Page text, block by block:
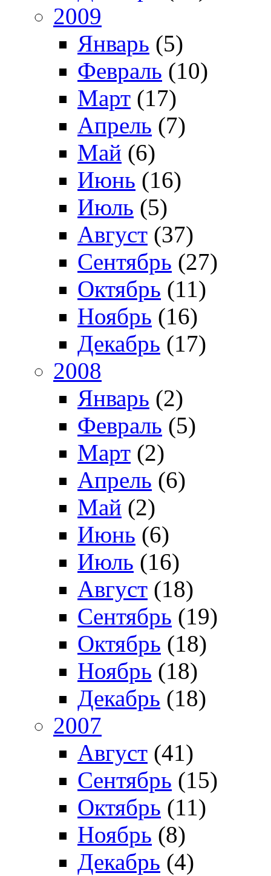
2009
Январь (5)
Февраль (10)
Март (17)
Апрель (7)
Май (6)
Июнь (16)
Июль (5)
Август (37)
Сентябрь (27)
Октябрь (11)
Ноябрь (16)
Декабрь (17)
2008
Январь (2)
Февраль (5)
Март (2)
Апрель (6)
Май (2)
Июнь (6)
Июль (16)
Август (18)
Сентябрь (19)
Октябрь (18)
Ноябрь (18)
Декабрь (18)
2007
Август (41)
Сентябрь (15)
Октябрь (11)
Ноябрь (8)
Декабрь (4)